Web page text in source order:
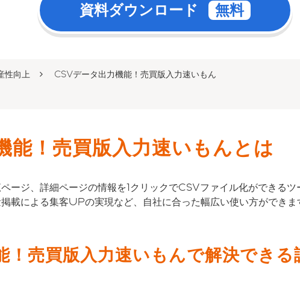
資料ダウンロード
性向上 CSVデータ出力機能！売買版入力速いもん
能！売買版入力速いもんとは
ージ、詳細ページの情報を1クリックでCSVファイル化ができるツ
載による集客UPの実現など、自社に合った幅広い使い方ができま
！売買版入力速いもんで解決できる